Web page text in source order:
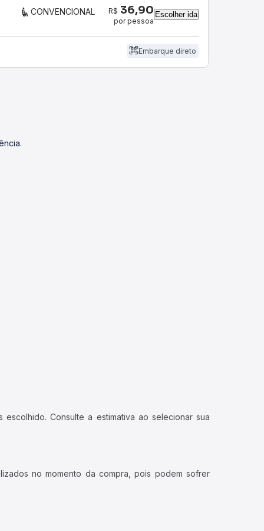
CONVENCIONAL R$ 36,90
por pessoa
Escolher ida
Embarque direto
Consulte a estimativa ao selecionar sua
no momento da compra, pois podem sofrer